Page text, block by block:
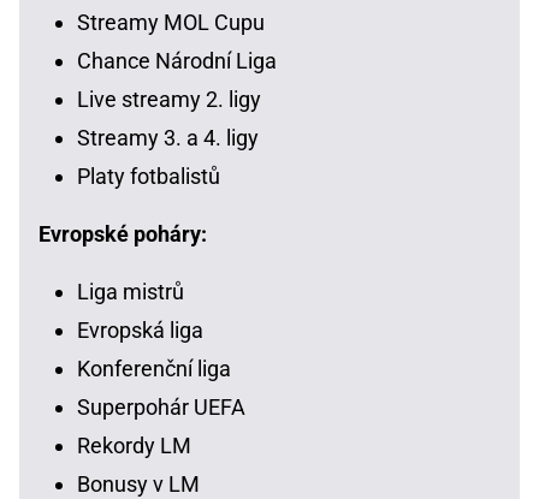
Streamy MOL Cupu
Chance Národní Liga
Live streamy 2. ligy
Streamy 3. a 4. ligy
Platy fotbalistů
Evropské poháry:
Liga mistrů
Evropská liga
Konferenční liga
Superpohár UEFA
Rekordy LM
Bonusy v LM